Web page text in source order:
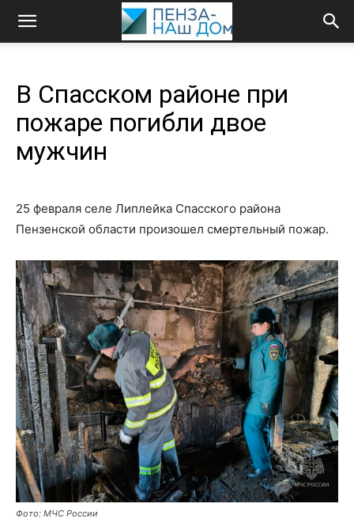
В Спасском районе при
пожаре погибли двое
мужчин
25 февраля селе Липлейка Спасского района
Пензенской области произошел смертельный пожар.
Фото: МЧС России